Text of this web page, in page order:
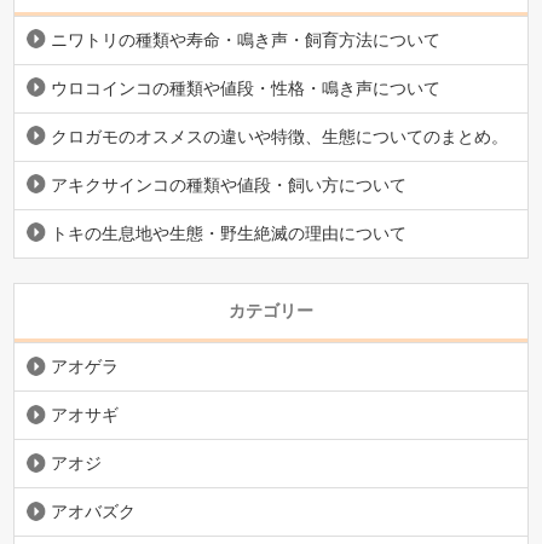
ニワトリの種類や寿命・鳴き声・飼育方法について
ウロコインコの種類や値段・性格・鳴き声について
クロガモのオスメスの違いや特徴、生態についてのまとめ。
アキクサインコの種類や値段・飼い方について
トキの生息地や生態・野生絶滅の理由について
カテゴリー
アオゲラ
アオサギ
アオジ
アオバズク